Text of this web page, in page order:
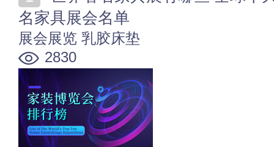
名家具展会名单
展会展览 乳胶床垫
2830